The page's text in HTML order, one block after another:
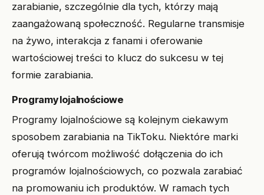
zarabianie, szczególnie dla tych, którzy mają
zaangażowaną społeczność. Regularne transmisje
na żywo, interakcja z fanami i oferowanie
wartościowej treści to klucz do sukcesu w tej
formie zarabiania.
Programy lojalnościowe
Programy lojalnościowe są kolejnym ciekawym
sposobem zarabiania na TikToku. Niektóre marki
oferują twórcom możliwość dołączenia do ich
programów lojalnościowych, co pozwala zarabiać
na promowaniu ich produktów. W ramach tych